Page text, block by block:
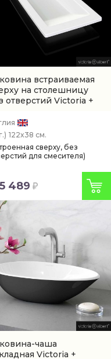
встраиваемая
на столешницу
отверстий Victoria +
ROS-122-IO)
122x38 см.
сверху, без
для смесителя)
489
чаша
Victoria +